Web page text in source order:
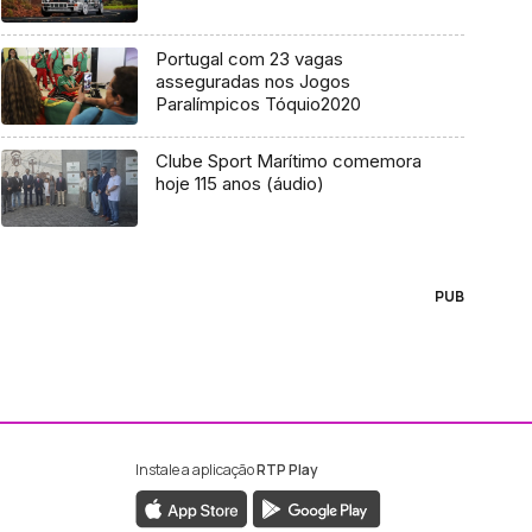
Portugal com 23 vagas
asseguradas nos Jogos
Paralímpicos Tóquio2020
Clube Sport Marítimo comemora
hoje 115 anos (áudio)
PUB
da RTP Madeira
da RTP Madeira
Instale a aplicaçãoRTP Play